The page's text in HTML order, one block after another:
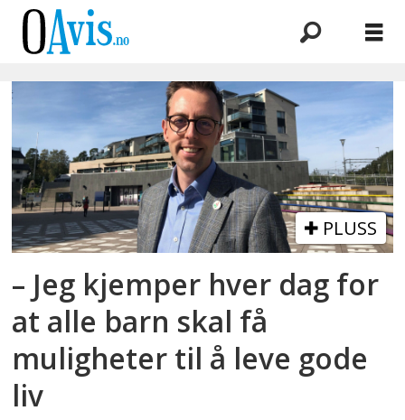
Emne:
kjernekraft
PLUSS
– Jeg kjemper hver dag for
at alle barn skal få
muligheter til å leve gode
liv